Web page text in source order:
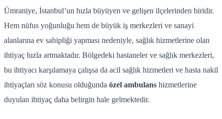
Ümraniye, İstanbul’un hızla büyüyen ve gelişen ilçelerinden biridir.
Hem nüfus yoğunluğu hem de büyük iş merkezleri ve sanayi
alanlarına ev sahipliği yapması nedeniyle, sağlık hizmetlerine olan
ihtiyaç hızla artmaktadır. Bölgedeki hastaneler ve sağlık merkezleri,
bu ihtiyacı karşılamaya çalışsa da acil sağlık hizmetleri ve hasta nakil
ihtiyaçları söz konusu olduğunda özel ambulans hizmetlerine
duyulan ihtiyaç daha belirgin hale gelmektedir.